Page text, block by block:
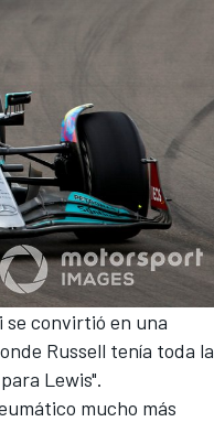
se convirtió en una
Russell tenía toda la
Lewis".
mucho más